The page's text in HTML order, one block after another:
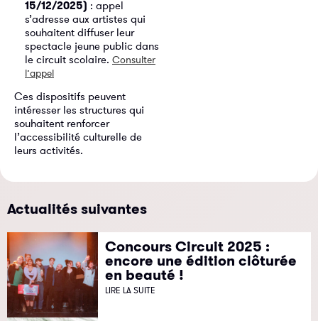
15/12/2025) : appel
s’adresse aux artistes qui
souhaitent diffuser leur
spectacle jeune public dans
le circuit scolaire. Consulter
l’appel
Ces dispositifs peuvent
intéresser les structures qui
souhaitent renforcer
l’accessibilité culturelle de
leurs activités.
Actualités suivantes
Concours Circuit 2025 :
encore une édition clôturée
en beauté !
LIRE LA SUITE